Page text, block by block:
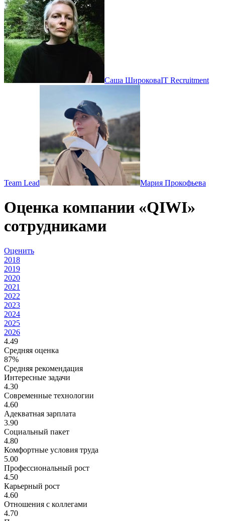
Саша ШироковаIT Recruitment
Team Lead Мария Прокофьева
Оценка компании «QIWI»
сотрудниками
Оценить
2018
2019
2020
2021
2022
2023
2024
2025
2026
4.49
Средняя оценка
87%
Средняя рекомендация
Интересные задачи
4.30
Современные технологии
4.60
Адекватная зарплата
3.90
Социальный пакет
4.80
Комфортные условия труда
5.00
Профессиональный рост
4.50
Карьерный рост
4.60
Отношения с коллегами
4.70